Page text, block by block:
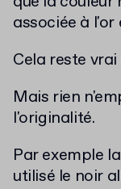
associée à
Cela reste
Mais rien
l'originalité.
Par exemple
utilisé le noir